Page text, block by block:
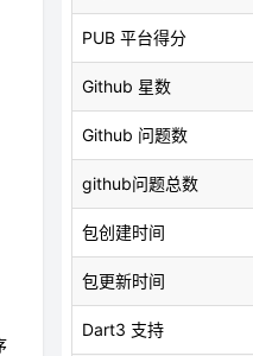
PUB 平台得分
Github 星数
Github 问题数
github问题总数
包创建时间
包更新时间
Dart3 支持